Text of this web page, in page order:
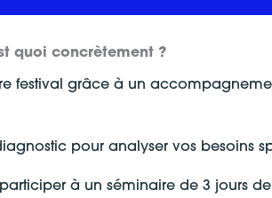
quoi concrètement ?
festival grâce à un
pour analyser vos besoins
à un séminaire de 3 jours